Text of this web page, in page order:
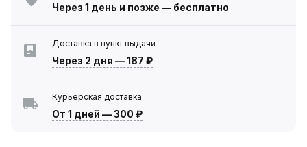
Через 1 день и позже — бесплатно
Доставка в пункт выдачи
Через 2 дня —187 ₽
Курьерская доставка
От 1 дней —300 ₽